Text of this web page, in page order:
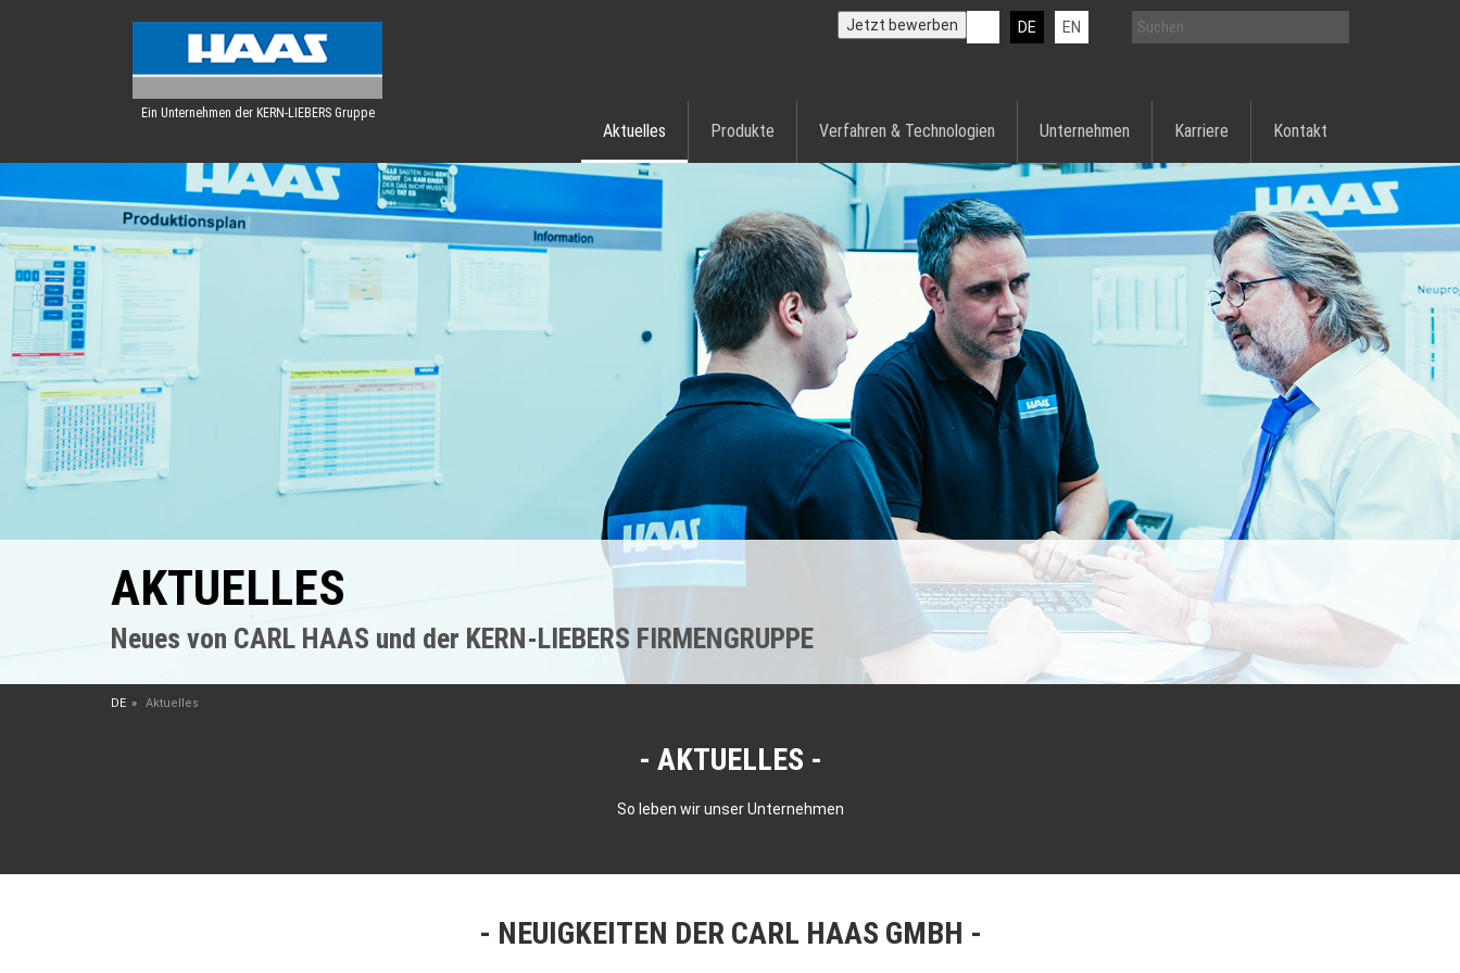
Ein Unternehmen der KERN-LIEBERS Gruppe
DE EN
Jetzt bewerben
Aktuelles Produkte Verfahren & Technologien Unternehmen Karriere Kontakt
AKTUELLES
Neues von CARL HAAS und der KERN-LIEBERS FIRMENGRUPPE
DE Aktuelles
AKTUELLES
So leben wir unser Unternehmen
NEUIGKEITEN DER CARL HAAS GMBH